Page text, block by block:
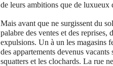
de leurs ambitions que de
Mais avant que ne surgissent du
palabre des ventes et des reprises,
expulsions. Un à un les magasins
des appartements devenus
squatters et les clochards. La rue